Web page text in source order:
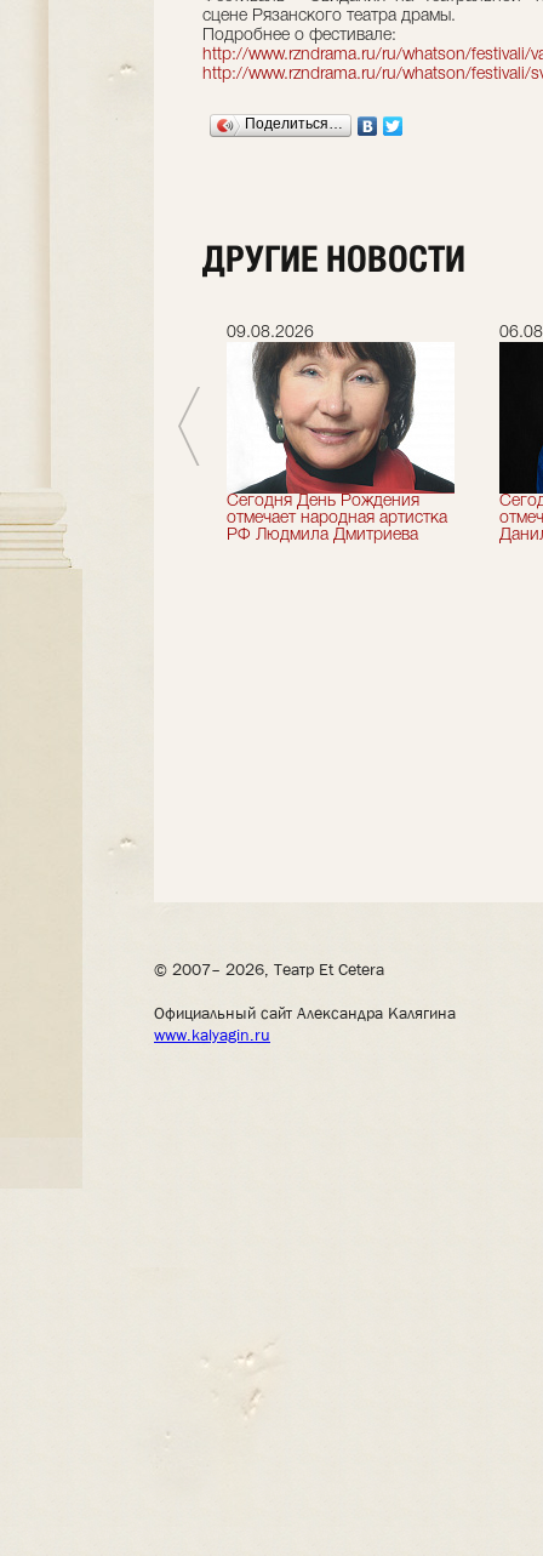
сцене Рязанского театра драмы.
Подробнее о фестивале:
http://www.rzndrama.ru/ru/whatson/festivali/
http://www.rzndrama.ru/ru/whatson/festivali/
Поделиться…
ДРУГИЕ НОВОСТИ
искусств
Николай Максимов
09.08.2026
Сегодня День Рождения
отмечает народная артистка
РФ Людмила Дмитриева
© 2007– 2026, Театр Et Cetera
Официальный сайт Александра Калягина
www.kalyagin.ru